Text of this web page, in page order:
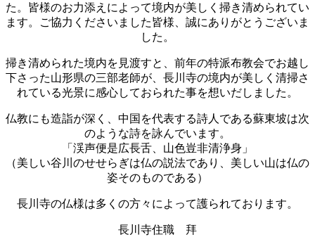
た。皆様のお力添えによって境内が美しく掃き清められてい
ます。ご協力くださいました皆様、誠にありがとうございま
した。
掃き清められた境内を見渡すと、前年の特派布教会でお越し
下さった山形県の三部老師が、長川寺の境内が美しく清掃さ
れている光景に感心しておられた事を想いだしました。
仏教にも造詣が深く、中国を代表する詩人である蘇東坡は次
のような詩を詠んでいます。
「渓声便是広長舌、山色豈非清浄身」
（美しい谷川のせせらぎは仏の説法であり、美しい山は仏の
姿そのものである）
長川寺の仏様は多くの方々によって護られております。
長川寺住職 拜